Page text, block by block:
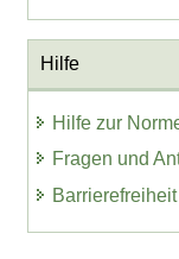
Hilfe
Hilfe zur
Fragen und
Barrierefreiheit